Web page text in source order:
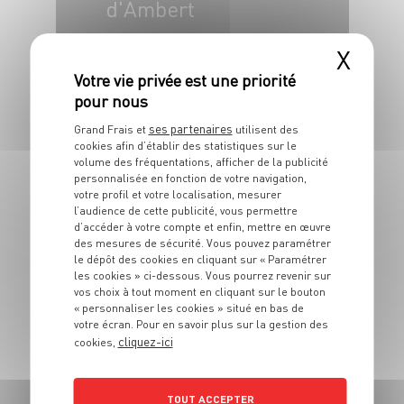
d'Ambert
ENTRÉE
Ceviche de thon
albacore
4 pers. 15 min
X
Grand Frais et ses partenaires utilisent des
cookies afin d’établir des statistiques sur le
volume des fréquentations, afficher de la publicité
personnalisée en fonction de votre navigation,
votre profil et votre localisation, mesurer
l’audience de cette publicité, vous permettre
d’accéder à votre compte et enfin, mettre en œuvre
des mesures de sécurité. Vous pouvez paramétrer
le dépôt des cookies en cliquant sur « Paramétrer
les cookies » ci-dessous. Vous pourrez revenir sur
vos choix à tout moment en cliquant sur le bouton
« personnaliser les cookies » situé en bas de
votre écran. Pour en savoir plus sur la gestion des
cookies, cliquez-ici
TOUT ACCEPTER